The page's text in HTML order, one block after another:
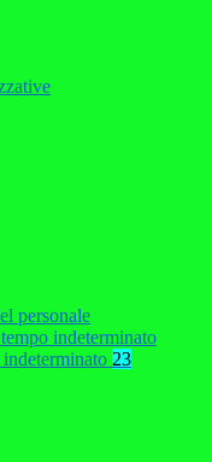
personale
indeterminato
23